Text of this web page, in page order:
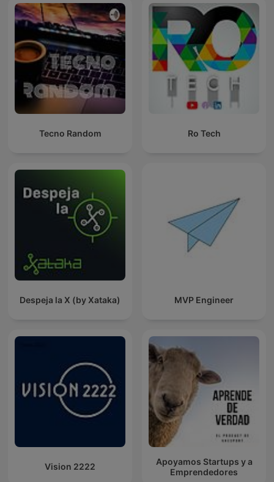
Tecno Random Ro Tech
Despeja la X (by Xataka) MVP Engineer
Vision 2222
Apoyamos Startups y a
Emprendedores